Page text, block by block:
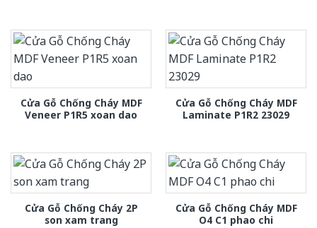
Cửa Gỗ Chống Cháy MDF
Veneer P1R5 xoan dao
Cửa Gỗ Chống Cháy MDF
Laminate P1R2 23029
Cửa Gỗ Chống Cháy 2P
son xam trang
Cửa Gỗ Chống Cháy MDF
O4 C1 phao chi